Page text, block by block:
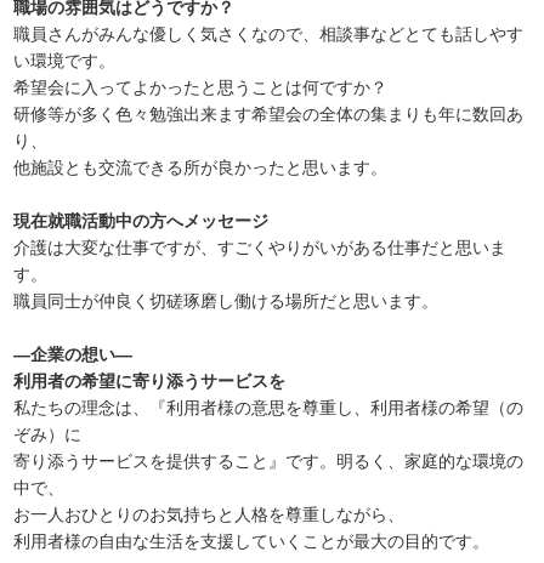
職場の雰囲気はどうですか？
職員さんがみんな優しく気さくなので、相談事などとても話しやす
い環境です。
希望会に入ってよかったと思うことは何ですか？
研修等が多く色々勉強出来ます希望会の全体の集まりも年に数回あ
り、
他施設とも交流できる所が良かったと思います。
現在就職活動中の方へメッセージ
介護は大変な仕事ですが、すごくやりがいがある仕事だと思いま
す。
職員同士が仲良く切磋琢磨し働ける場所だと思います。
―企業の想い―
利用者の希望に寄り添うサービスを
私たちの理念は、『利用者様の意思を尊重し、利用者様の希望（の
ぞみ）に
寄り添うサービスを提供すること』です。明るく、家庭的な環境の
中で、
お一人おひとりのお気持ちと人格を尊重しながら、
利用者様の自由な生活を支援していくことが最大の目的です。